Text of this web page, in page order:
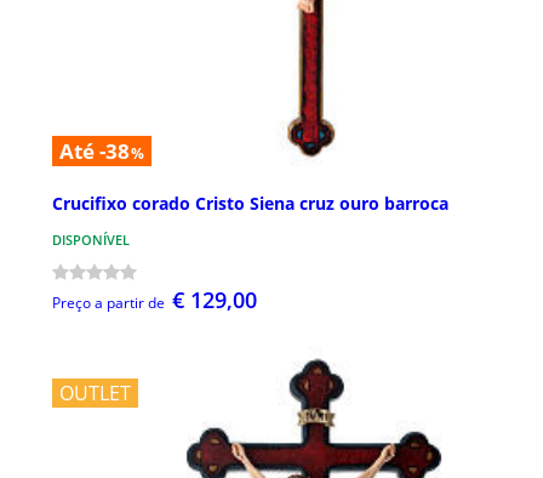
Até -38%
Crucifixo corado Cristo Siena cruz ouro barroca
DISPONÍVEL
Preço a partir de € 129,00
OUTLET